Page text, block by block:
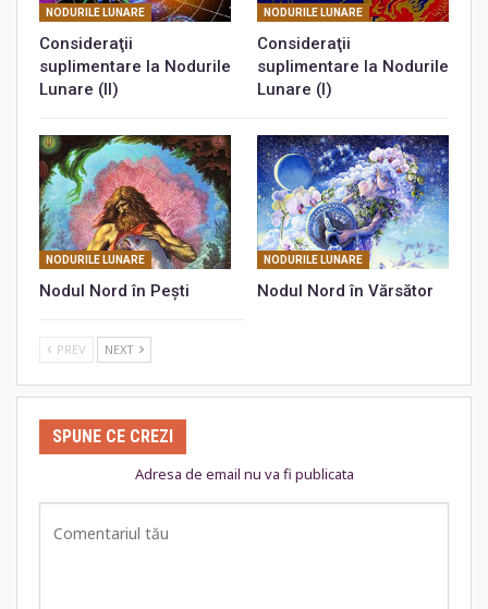
NODURILE LUNARE
Consideraţii
suplimentare la Nodurile
Lunare (II)
NODURILE LUNARE
Consideraţii
suplimentare la Nodurile
Lunare (I)
NODURILE LUNARE
Nodul Nord în Peşti
NODURILE LUNARE
Nodul Nord în Vărsător
PREV NEXT
SPUNE CE CREZI
Adresa de email nu va fi publicata